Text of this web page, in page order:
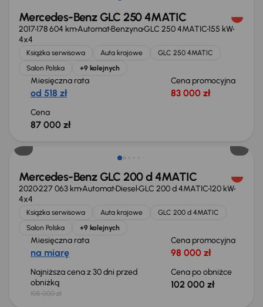
Mercedes-Benz GLC 250 4MATIC
2017178 604 kmAutomatBenzynaGLC 250 4MATIC155 kW
4x4
Książka serwisowa Auta krajowe
GLC 250 4MATIC
Salon Polska
+9 kolejnych
Miesięczna rata
od 518 zł
Cena promocyjna
83 000 zł
Cena
87 000 zł
Taniej o 3 000 zł
Mercedes-Benz GLC 200 d 4MATIC
2020227 063 kmAutomatDieselGLC 200 d 4MATIC120 kW
4x4
Książka serwisowa Auta krajowe
GLC 200 d 4MATIC
Salon Polska
+9 kolejnych
Miesięczna rata
na miarę
Cena promocyjna
98 000 zł
Najniższa cena z 30 dni przed
obniżką
105 000 zł
Cena po obniżce
102 000 zł
Taniej o 2 000 zł